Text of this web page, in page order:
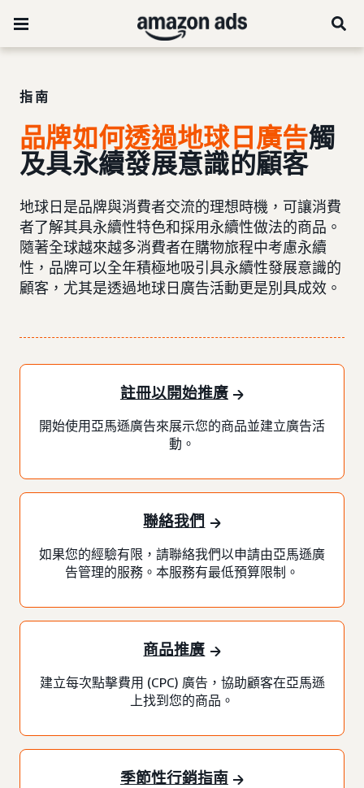
指南
品牌如何透過地球日廣告觸
及具永續發展意識的顧客
地球日是品牌與消費者交流的理想時機，可讓消費
者了解其具永續性特色和採用永續性做法的商品。
隨著全球越來越多消費者在購物旅程中考慮永續
性，品牌可以全年積極地吸引具永續性發展意識的
顧客，尤其是透過地球日廣告活動更是別具成效。
註冊以開始推廣
開始使用亞馬遜廣告來展示您的商品並建立廣告活
動。
聯絡我們
如果您的經驗有限，請聯絡我們以申請由亞馬遜廣
告管理的服務。本服務有最低預算限制。
商品推廣
建立每次點擊費用 (CPC) 廣告，協助顧客在亞馬遜
上找到您的商品。
季節性行銷指南